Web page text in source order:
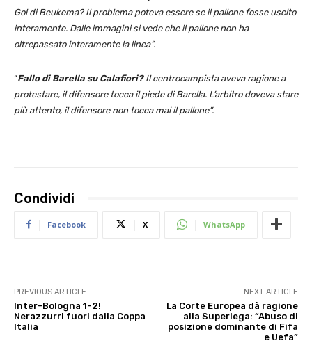
Gol di Beukema? Il problema poteva essere se il pallone fosse uscito
interamente. Dalle immagini si vede che il pallone non ha
oltrepassato interamente la linea”.
“Fallo di Barella su Calafiori? Il centrocampista aveva ragione a
protestare, il difensore tocca il piede di Barella. L’arbitro doveva stare
più attento, il difensore non tocca mai il pallone”.
Condividi
Facebook X WhatsApp
PREVIOUS ARTICLE
Inter-Bologna 1-2!
Nerazzurri fuori dalla Coppa
Italia
NEXT ARTICLE
La Corte Europea dà ragione
alla Superlega: “Abuso di
posizione dominante di Fifa
e Uefa”